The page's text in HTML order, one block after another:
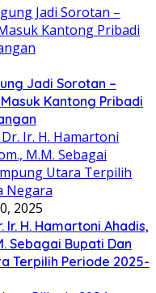
Jadi Sorotan –
Kantong Pribadi
2025
Ir. H. Hamartoni Ahadis,
Sebagai Bupati Dan
Terpilih Periode 2025-